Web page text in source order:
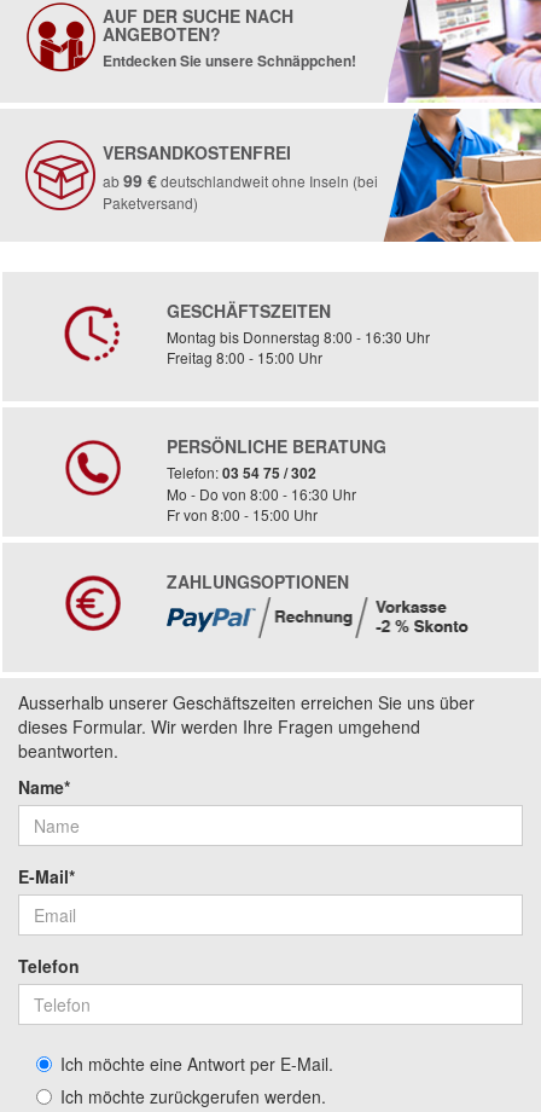
AUF DER SUCHE NACH
ANGEBOTEN?
Entdecken Sie unsere Schnäppchen!
VERSANDKOSTENFREI
ab99 €deutschlandweit ohne Inseln (bei
Paketversand)
GESCHÄFTSZEITEN
Montag bis Donnerstag 8:00 - 16:30 Uhr
Freitag 8:00 - 15:00 Uhr
PERSÖNLICHE BERATUNG
Telefon:03 54 75 / 302
Mo - Do von 8:00 - 16:30 Uhr
Fr von 8:00 - 15:00 Uhr
ZAHLUNGSOPTIONEN
Ausserhalb unserer Geschäftszeiten erreichen Sie uns über
dieses Formular. Wir werden Ihre Fragen umgehend
beantworten.
Name*
E-Mail*
Telefon
Ich möchte eine Antwort per E-Mail.
Ich möchte zurückgerufen werden.